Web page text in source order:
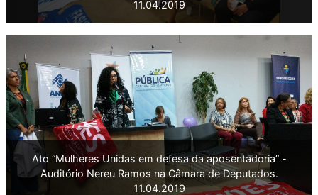
11.04.2019
Ato “Mulheres Unidas em defesa da aposentadoria” -
Auditório Nereu Ramos na Câmara de Deputados.
11.04.2019